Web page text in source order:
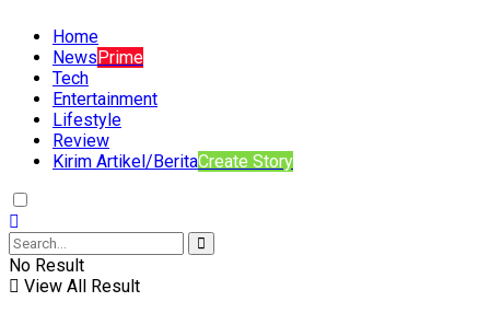
Home
NewsPrime
Tech
Entertainment
Lifestyle
Review
Kirim Artikel/BeritaCreate Story
No Result
View All Result